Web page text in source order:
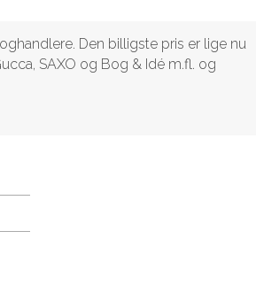
Den billigste pris er lige nu
SAXO og Bog & Idé m.fl. og